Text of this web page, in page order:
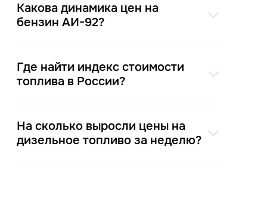
Какова динамика цен на
бензин АИ-92?
Где найти индекс стоимости
топлива в России?
На сколько выросли цены на
дизельное топливо за неделю?